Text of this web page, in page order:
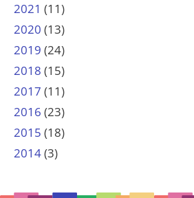
2021 (11)
2020 (13)
2019 (24)
2018 (15)
2017 (11)
2016 (23)
2015 (18)
2014(3)